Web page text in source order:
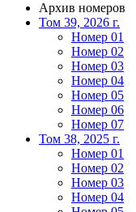
Архив номеров
Том 39, 2026 г.
Номер 01
Номер 02
Номер 03
Номер 04
Номер 05
Номер 06
Номер 07
Том 38, 2025 г.
Номер 01
Номер 02
Номер 03
Номер 04